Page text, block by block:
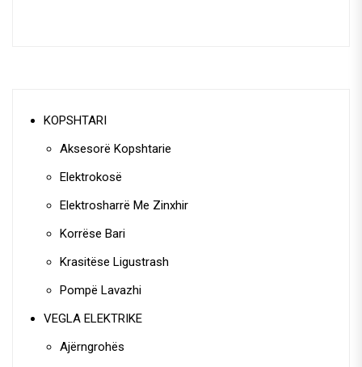
KOPSHTARI
Aksesorë Kopshtarie
Elektrokosë
Elektrosharrë Me Zinxhir
Korrëse Bari
Krasitëse Ligustrash
Pompë Lavazhi
VEGLA ELEKTRIKE
Ajërngrohës